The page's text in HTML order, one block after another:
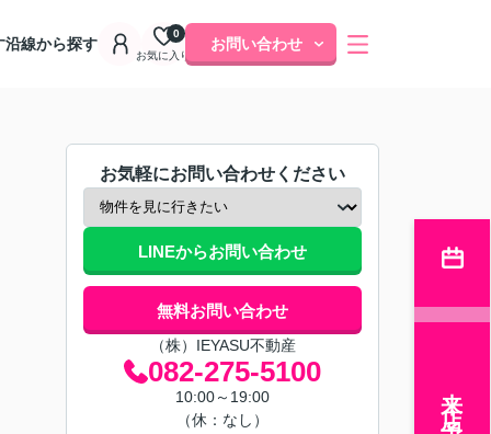
沿線から探す
お気に入り
0
お問い合わせ
お気軽にお問い合わせください
LINEからお問い合わせ
無料お問い合わせ
（株）IEYASU不動産
082-275-5100
10:00～19:00
（休：なし）
来店予約